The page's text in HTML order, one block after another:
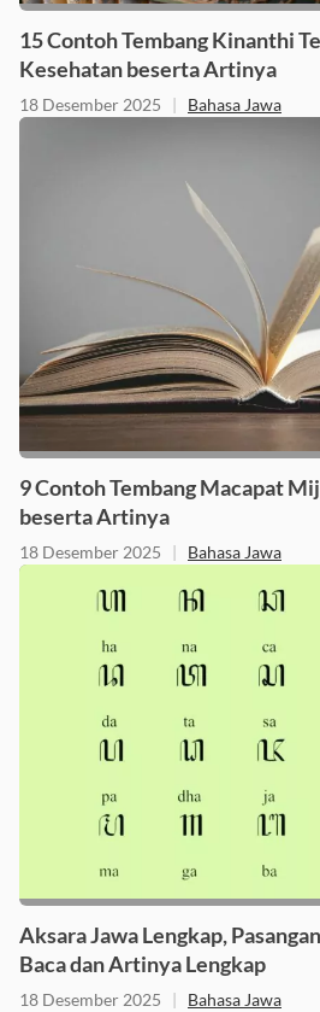
15 Contoh Tembang Kinanthi
Kesehatan beserta Artinya
18 Desember 2025 | Bahasa Jawa
9 Contoh Tembang Macapat
beserta Artinya
18 Desember 2025 | Bahasa Jawa
Aksara Jawa Lengkap,
Baca dan Artinya Lengkap
18 Desember 2025 | Bahasa Jawa